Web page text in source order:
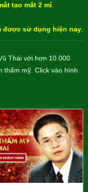
tạo mắt 2 mí.
được sử dụng hiện nay
Thái với hơn 10.000
thẩm mỹ. Click vào hình